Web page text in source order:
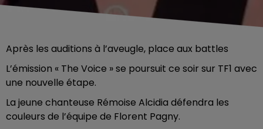
Après les auditions à l’aveugle, place aux battles
L’émission « The Voice » se poursuit ce soir sur TF1 avec
une nouvelle étape.
La jeune chanteuse Rémoise Alcidia défendra les
couleurs de l’équipe de Florent Pagny.